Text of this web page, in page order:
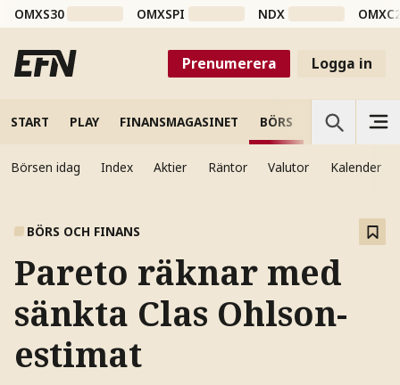
OMXS30 OMXSPI NDX
Prenumerera Logga in
START PLAY FINANSMAGASINET BÖRS VETENSKAP
Börsen idag Index Aktier Räntor Valutor Kalender
BÖRS OCH FINANS
Pareto räknar med
sänkta Clas Ohlson-
estimat